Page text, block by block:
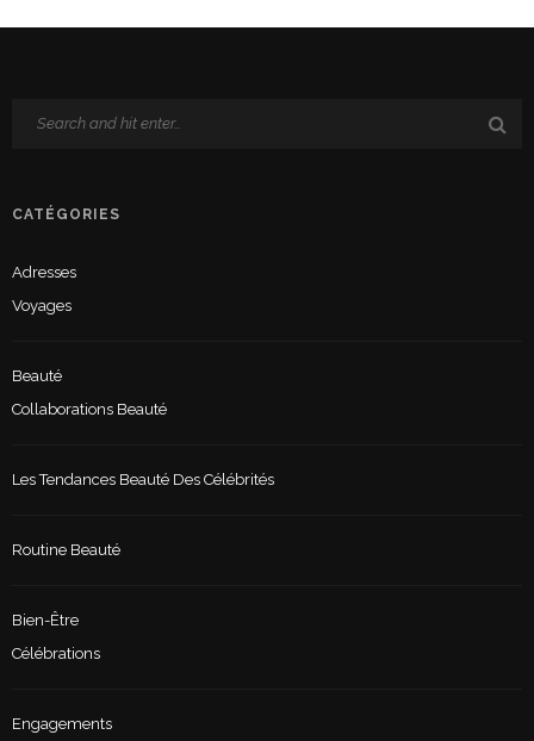
CATÉGORIES
Adresses
Voyages
Beauté
Collaborations Beauté
Les Tendances Beauté Des Célébrités
Routine Beauté
Bien-Être
Célébrations
Engagements